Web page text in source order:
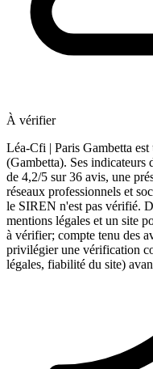
À vérifier
Léa-Cfi | Paris Gambetta
(Gambetta). Ses
de 4,2/5 sur 36 avis, une
réseaux professionnels et
le SIREN n'est pas vérifié.
mentions légales et un site
à vérifier; compte tenu des
privilégier une vérification
légales, fiabilité du site)